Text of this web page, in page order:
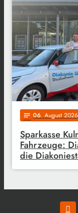
notes 06. August
Sparkasse
Fahrzeuge:
die